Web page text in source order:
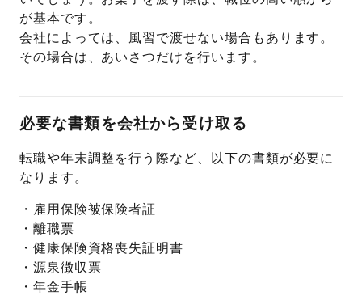
が基本です。
会社によっては、風習で渡せない場合もあります。
その場合は、あいさつだけを行います。
必要な書類を会社から受け取る
転職や年末調整を行う際など、以下の書類が必要に
なります。
・雇用保険被保険者証
・離職票
・健康保険資格喪失証明書
・源泉徴収票
・年金手帳